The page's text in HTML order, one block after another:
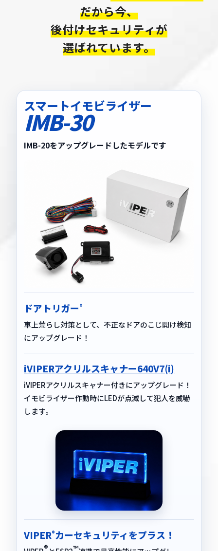
だから今、
後付けセキュリティが
選ばれています。
スマートイモビライザー
IMB-30
IMB-20をアップグレードしたモデルです
ドアトリガー®
車上荒らし対策として、不正なドアのこじ開け検知
にアップグレード！
iVIPERアクリルスキャナー640V7(i)
iVIPERアクリルスキャナー付きにアップグレード！
イモビライザー作動時にLEDが点滅して犯人を威嚇
します。
VIPER®カーセキュリティをプラス！
® ™